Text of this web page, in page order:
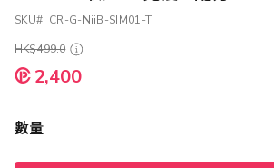
SKU
CR-G-NiiB-SIM01-T
HK$499.0
特
殊
2,400
數量